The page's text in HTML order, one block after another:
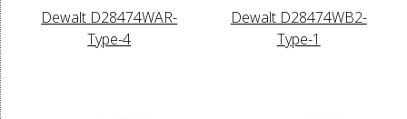
Dewalt D28474WAR-
Type-4
Dewalt D28474WB2-
Type-1